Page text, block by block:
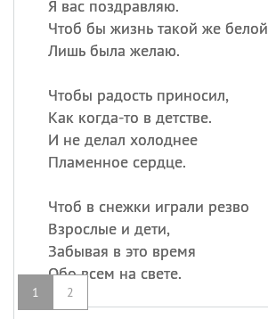
Я вас поздравляю.
Чтоб бы жизнь такой же белой
Лишь была желаю.
Чтобы радость приносил,
Как когда-то в детстве.
И не делал холоднее
Пламенное сердце.
Чтоб в снежки играли резво
Взрослые и дети,
Забывая в это время
Обо всем на свете.
1 2